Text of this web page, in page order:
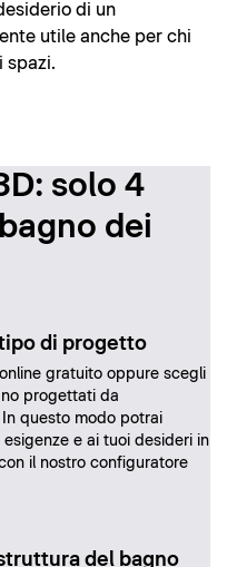
di un
utile anche per chi
spazi.
solo 4
dei
tipo di progetto
gratuito oppure scegli
progettati da
questo modo potrai
e ai tuoi desideri in
il nostro configuratore
del bagno